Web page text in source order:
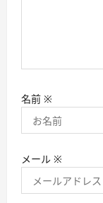
名前 ※
メール ※